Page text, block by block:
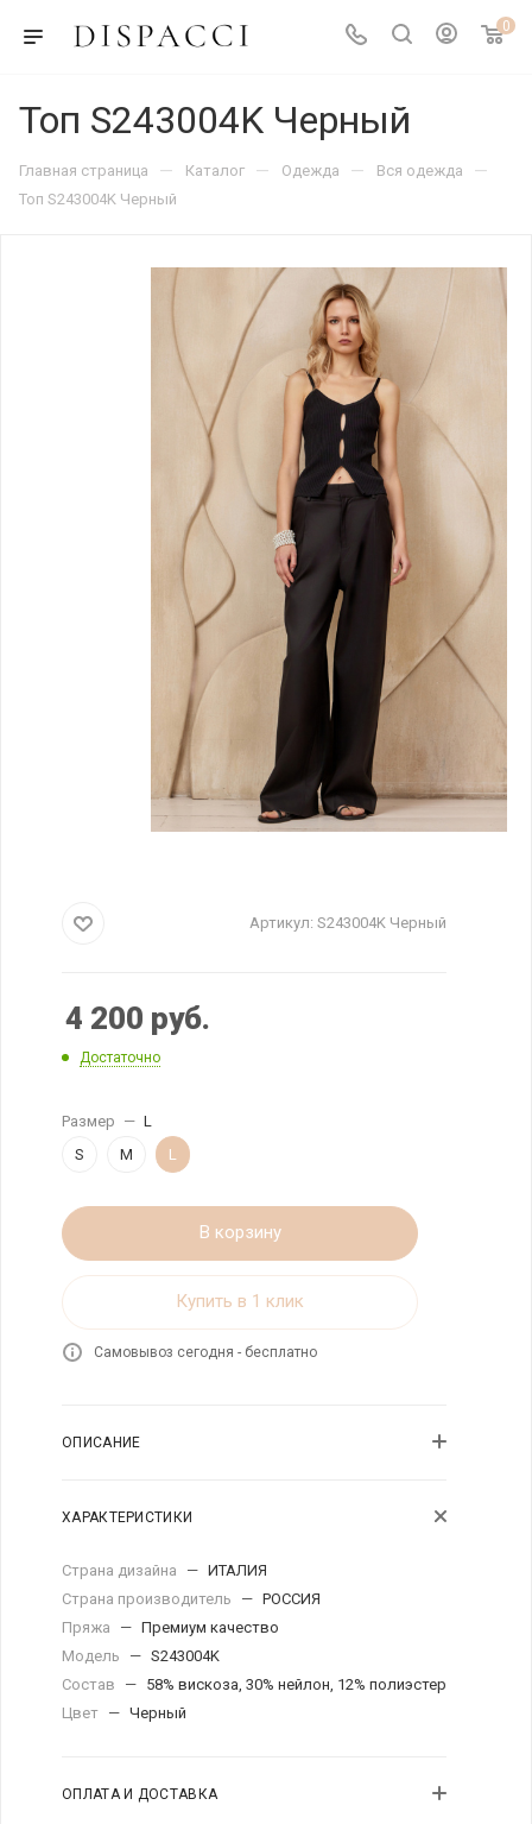
0
Топ S243004K Черный
Главная страница — Каталог — Одежда — Вся одежда —
Топ S243004K Черный
Артикул: S243004K Черный
4 200 руб.
Достаточно
Размер — L
S
M L
В корзину
Купить в 1 клик
Самовывоз сегодня - бесплатно
ОПИСАНИЕ
ХАРАКТЕРИСТИКИ
Страна дизайна — ИТАЛИЯ
Страна производитель
— РОССИЯ
Пряжа
— Премиум качество
Модель
— S243004K
Состав
— 58% вискоза, 30% нейлон, 12% полиэстер
Цвет — Черный
ОПЛАТА И ДОСТАВКА